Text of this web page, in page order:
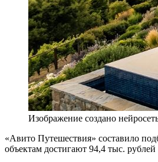
Изображение создано
«Авито Путешествия» составило
объектам достигают 94,4 тыс.